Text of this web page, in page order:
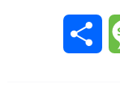
Message